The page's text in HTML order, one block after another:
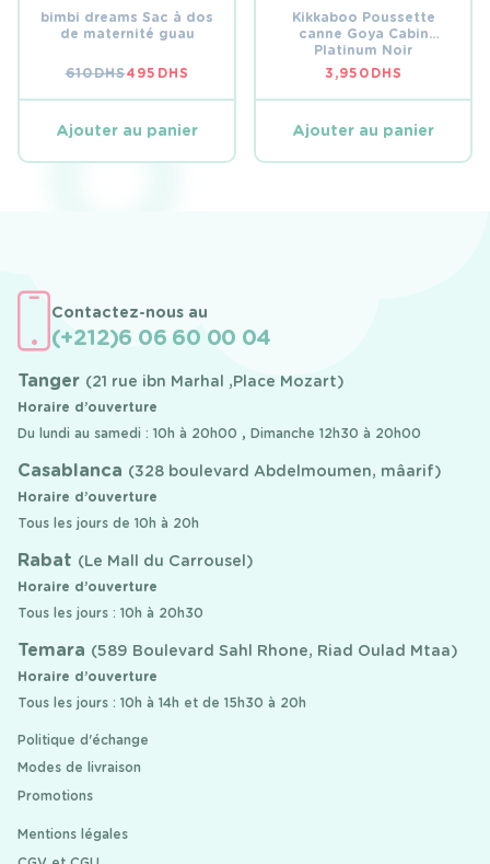
bimbi dreams Sac à dos
de maternité guau
610DHSLE
PRIX
ÉTAIT :
495 DHS
LE
PRIX
EST :
Ajouter au panier
Kikkaboo Poussette
canne Goya Cabin
Platinum Noir
3,950 DHS
Ajouter au panier
Contactez-nous au
(+212)6 06 60 00 04
Tanger (21 rue ibn Marhal ,Place Mozart)
Horaire d’ouverture
Du lundi au samedi : 10h à 20h00 , Dimanche 12h30 à 20h00
Casablanca (328 boulevard Abdelmoumen, mâarif)
Horaire d’ouverture
Tous les jours de 10h à 20h
Rabat (Le Mall du Carrousel)
Horaire d’ouverture
Tous les jours : 10h à 20h30
Temara (589 Boulevard Sahl Rhone, Riad Oulad Mtaa)
Horaire d’ouverture
Tous les jours : 10h à 14h et de 15h30 à 20h
Politique d'échange
Modes de livraison
Promotions
Mentions légales